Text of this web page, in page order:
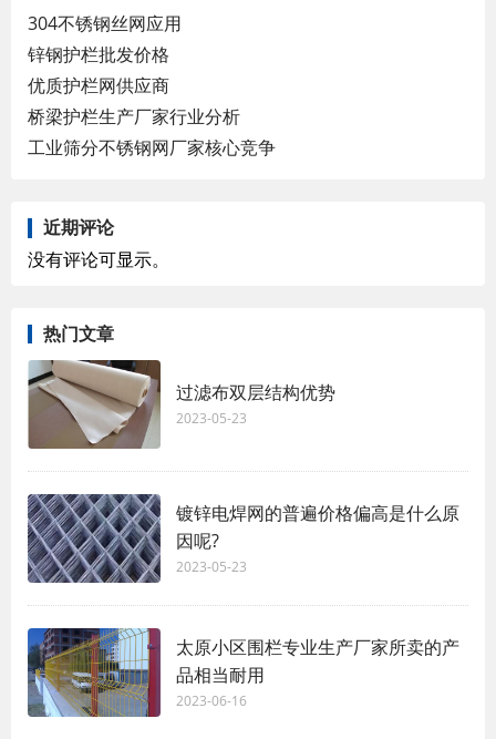
304不锈钢丝网应用
锌钢护栏批发价格
优质护栏网供应商
桥梁护栏生产厂家行业分析
工业筛分不锈钢网厂家核心竞争
近期评论
没有评论可显示。
热门文章
过滤布双层结构优势
2023-05-23
镀锌电焊网的普遍价格偏高是什么原
因呢?
2023-05-23
太原小区围栏专业生产厂家所卖的产
品相当耐用
2023-06-16